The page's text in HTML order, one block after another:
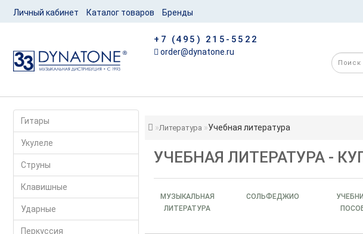
Личный кабинет Каталог товаров Бренды
+7 (495) 215-5522
order@dynatone.ru
Гитары
Укулеле
Струны
Клавишные
Ударные
Перкуссия
Литература Учебная литература
УЧЕБНАЯ ЛИТЕРАТУРА -
МУЗЫКАЛЬНАЯ
ЛИТЕРАТУРА
СОЛЬФЕДЖИО